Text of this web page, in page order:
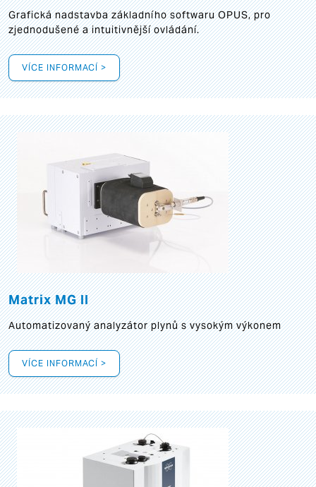
Grafickánadstavba základního softwaru OPUS, pro
zjednodušené a intuitivnější ovládání.
VÍCE INFORMACÍ >
Matrix MG II
Automatizovaný analyzátor plynů s vysokým výkonem
VÍCE INFORMACÍ >